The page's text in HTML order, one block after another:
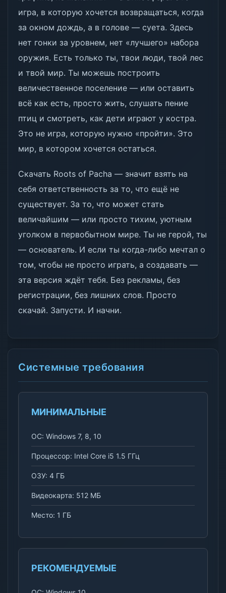
игра, в которую хочется возвращаться, когда
за окном дождь, а в голове — суета. Здесь
нет гонки за уровнем, нет «лучшего» набора
оружия. Есть только ты, твои люди, твой лес
и твой мир. Ты можешь построить
величественное поселение — или оставить
всё как есть, просто жить, слушать пение
птиц и смотреть, как дети играют у костра.
Это не игра, которую нужно «пройти». Это
мир, в котором хочется остаться.
Скачать Roots of Pacha — значит взять на
себя ответственность за то, что ещё не
существует. За то, что может стать
величайшим — или просто тихим, уютным
уголком в первобытном мире. Ты не герой, ты
— основатель. И если ты когда-либо мечтал о
том, чтобы не просто играть, а создавать —
эта версия ждёт тебя. Без рекламы, без
регистрации, без лишних слов. Просто
скачай. Запусти. И начни.
Системные требования
МИНИМАЛЬНЫЕ
ОС: Windows 7, 8, 10
Процессор: Intel Core i5 1.5 ГГц
ОЗУ: 4 ГБ
Видеокарта: 512 МБ
Место: 1 ГБ
РЕКОМЕНДУЕМЫЕ